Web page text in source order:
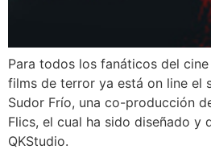
Para todos los fanáticos del
films de terror ya está on line el
Sudor Frío, una co-producción
Flics, el cual ha sido diseñado y
QKStudio.